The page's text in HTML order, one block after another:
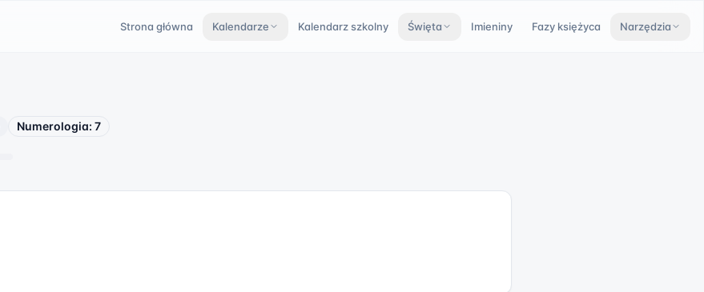
Strona główna Kalendarze Kalendarz szkolny Święta Imieniny Fazy księżyca Narzędzia
Numerologia: 7